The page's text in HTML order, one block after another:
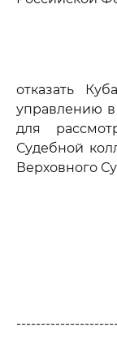
отказать
управлению
для
Судебной
Верховного